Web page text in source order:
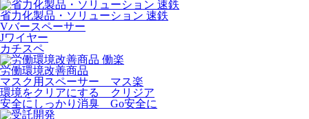
省力化製品・ソリューション 速鉄
Vバースペーサー
Jワイヤー
カチスペ
労働環境改善商品
マスク用スペーサー マス楽
環境をクリアにする クリジア
安全にしっかり消臭 Go安全に